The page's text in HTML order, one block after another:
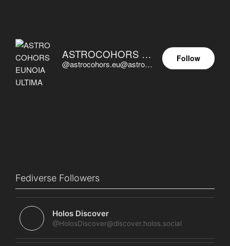
ASTROCOHORS EUNOIA ULTIMA
@astrocohors.eu@astrocohors.eu
Follow
Fediverse Followers
Holos Discover
@HolosDiscover@discover.holos.social